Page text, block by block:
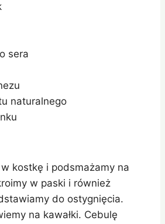
sera
naturalnego
kostkę i podsmażamy na
w paski i również
do ostygnięcia.
na kawałki. Cebulę